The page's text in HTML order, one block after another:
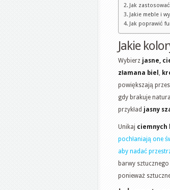
Jak
Jakie meble i
Jak poprawić
Jakie
Wybierz jasne,
złamana biel ,
powiększają
gdy brakuje
przykład jasny
Unikaj ciemnych
pochłaniają one
aby nadać
barwy
ponieważ